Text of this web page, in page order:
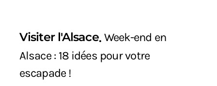
Visiter l'Alsace Week-end en
Alsace : 18 idées pour votre
escapade !